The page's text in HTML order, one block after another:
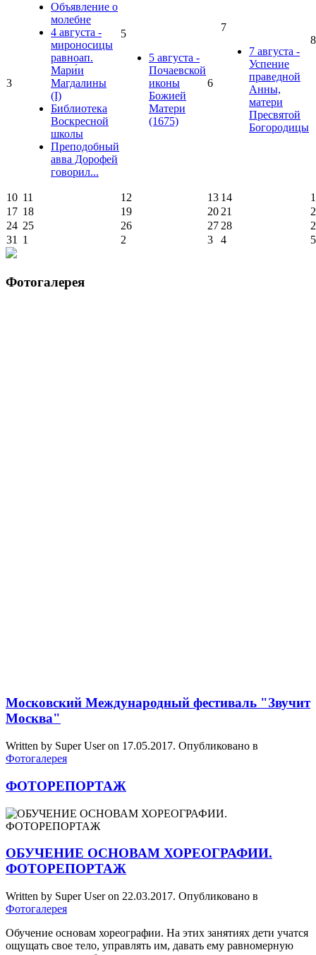
3
Объявление о
молебне
4 августа -
мироносицы
равноап.
Мари́и
Магдалины
(I)
Библиотека
Воскресной
школы
Преподобный
авва Дорофей
говорил...
5
5 августа -
Почаевской
иконы
Божией
Матери
(1675)
6
7
7 августа -
Успение
праведной
Анны,
матери
Пресвятой
Богородицы
8
10 11 12 13 14
17 18 19 20 21
24 25 26 27 28
31
1 2 3 4 5
Фотогалерея
Московский Международный фестиваль "Звучит
Москва"
Written by Super User on 17.05.2017. Опубликовано в
Фотогалерея
ФОТОРЕПОРТАЖ
ОБУЧЕНИЕ ОСНОВАМ ХОРЕОГРАФИИ.
ФОТОРЕПОРТАЖ
Written by Super User on 22.03.2017. Опубликовано в
Фотогалерея
Обучение основам хореографии. На этих занятиях дети учатся
ощущать свое тело, управлять им, давать ему равномерную